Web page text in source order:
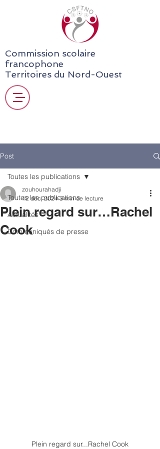
Commission scolaire
francophone
Territoires du Nord-Ouest
Post
Toutes les publications
Actualités
Communiqués de presse
Toutes les publications
Plein regard sur…Rachel
Cook
zouhourahadji
12 déc. 2024 3 min de lecture
Plein regard sur...Rachel Cook